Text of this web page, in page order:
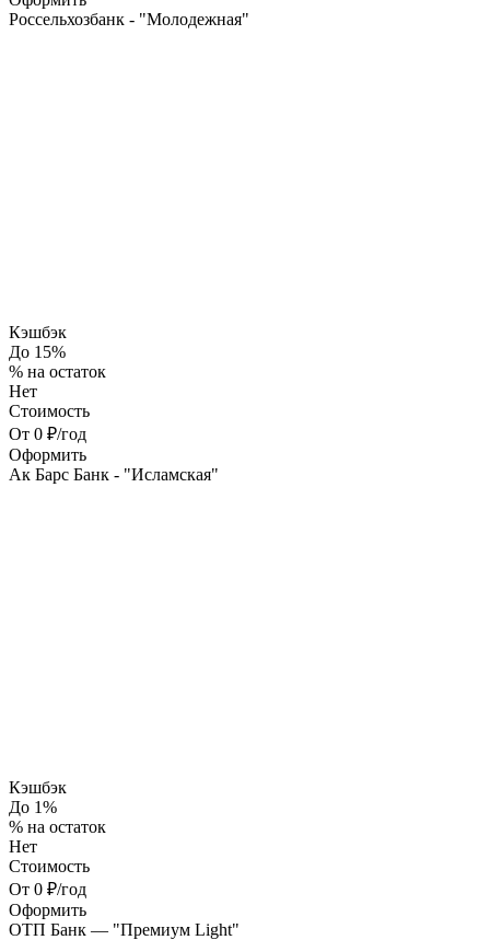
Россельхозбанк - "Молодежная"
Кэшбэк
До 15%
% на остаток
Нет
Стоимость
От 0 ₽/год
Оформить
Ак Барс Банк - "Исламская"
Кэшбэк
До 1%
% на остаток
Нет
Стоимость
От 0 ₽/год
Оформить
ОТП Банк — "Премиум Light"